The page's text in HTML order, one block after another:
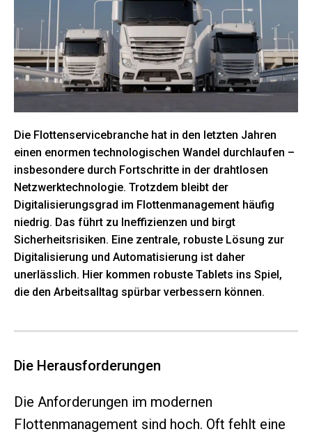
Die Flottenservicebranche hat in den letzten Jahren
einen enormen technologischen Wandel durchlaufen –
insbesondere durch Fortschritte in der drahtlosen
Netzwerktechnologie. Trotzdem bleibt der
Digitalisierungsgrad im Flottenmanagement häufig
niedrig. Das führt zu Ineffizienzen und birgt
Sicherheitsrisiken. Eine zentrale, robuste Lösung zur
Digitalisierung und Automatisierung ist daher
unerlässlich. Hier kommen robuste Tablets ins Spiel,
die den Arbeitsalltag spürbar verbessern können.
Die Herausforderungen
Die Anforderungen im modernen
Flottenmanagement sind hoch. Oft fehlt eine